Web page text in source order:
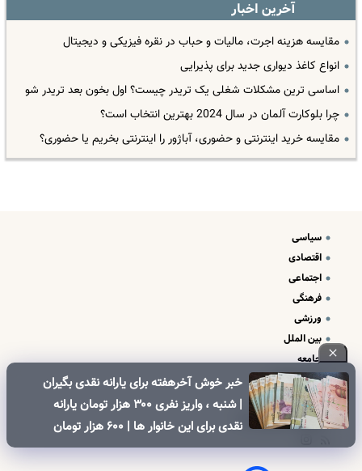
آخرین اخبار
مقایسه هزینه اجرت، مالیات و حباب در نقره فیزیکی و دیجیتال
انواع کاغذ دیواری جدید برای پذیرایی
اساسی ترین مشکلات شغلی یک تریدر چیست؟ اول بخون بعد تریدر شو
چرا بلوکارت آلمان در سال 2024 بهترین انتخاب است؟
مقایسه خرید اینترنتی و حضوری، آباژور را اینترنتی بخریم یا حضوری؟
خبر خوش آخرهفته برای یارانه نقدی بگیران
| شنبه ، واریز نفری ۳۰۰ هزار تومان یارانه
نقدی برای این خانوار ها | ۶۰۰ هزار تومان
کالابرگ برای خانوارهای دارای فرزند
سیاسی
اقتصادی
اجتماعی
فرهنگی
ورزشی
بین الملل
جامعه
علم و فناوری
درباره ما
تبلیغات و تماس با ما